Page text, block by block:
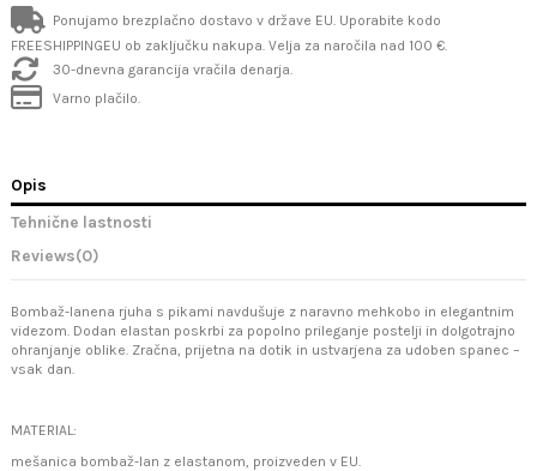
Ponujamo brezplačno dostavo v države EU. Uporabite kodo
FREESHIPPINGEU ob zaključku nakupa. Velja za naročila nad 100 €.
30-dnevna garancija vračila denarja.
Varno plačilo.
Opis
Tehnične lastnosti
Reviews(0)
Bombaž-lanena rjuha s pikami navdušuje z naravno mehkobo in elegantnim
videzom. Dodan elastan poskrbi za popolno prileganje postelji in dolgotrajno
ohranjanje oblike. Zračna, prijetna na dotik in ustvarjena za udoben spanec –
vsak dan.
MATERIAL:
mešanica bombaž-lan z elastanom, proizveden v EU.